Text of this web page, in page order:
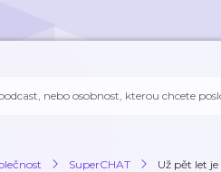
SuperCHAT Už pět let je